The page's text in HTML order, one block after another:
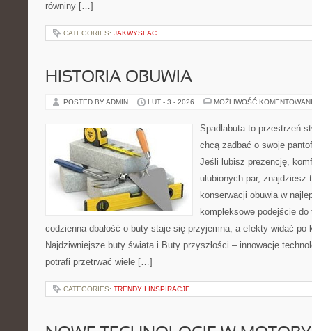
równiny […]
CATEGORIES: JAKWYSLAC
HISTORIA OBUWIA
POSTED BY ADMIN LUT - 3 - 2026 MOŻLIWOŚĆ
Spadlabuta to przestrzeń
chcą zadbać o swoje
Jeśli lubisz prezencję,
ulubionych par, znajdziesz
konserwacji obuwia w
kompleksowe podejście
codzienna dbałość o buty staje się przyjemna, a efekty widać
Najdziwniejsze buty świata i Buty przyszłości – innowacje
potrafi przetrwać wiele […]
CATEGORIES: TRENDY I INSPIRACJE